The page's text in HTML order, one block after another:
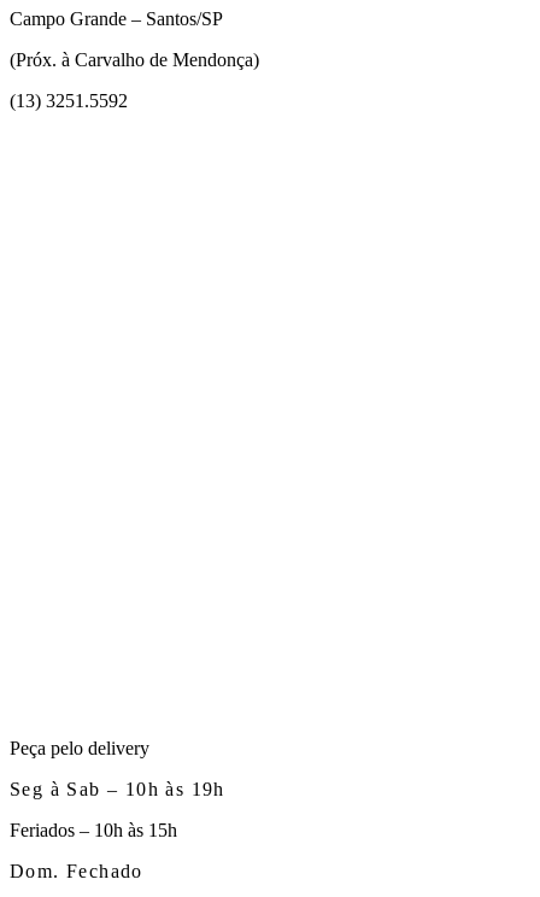
Campo Grande – Santos/SP
(Próx. à Carvalho de Mendonça)
(13) 3251.5592
Peça pelo delivery
Seg à Sab – 10h às 19h
Feriados – 10h às 15h
Dom. Fechado